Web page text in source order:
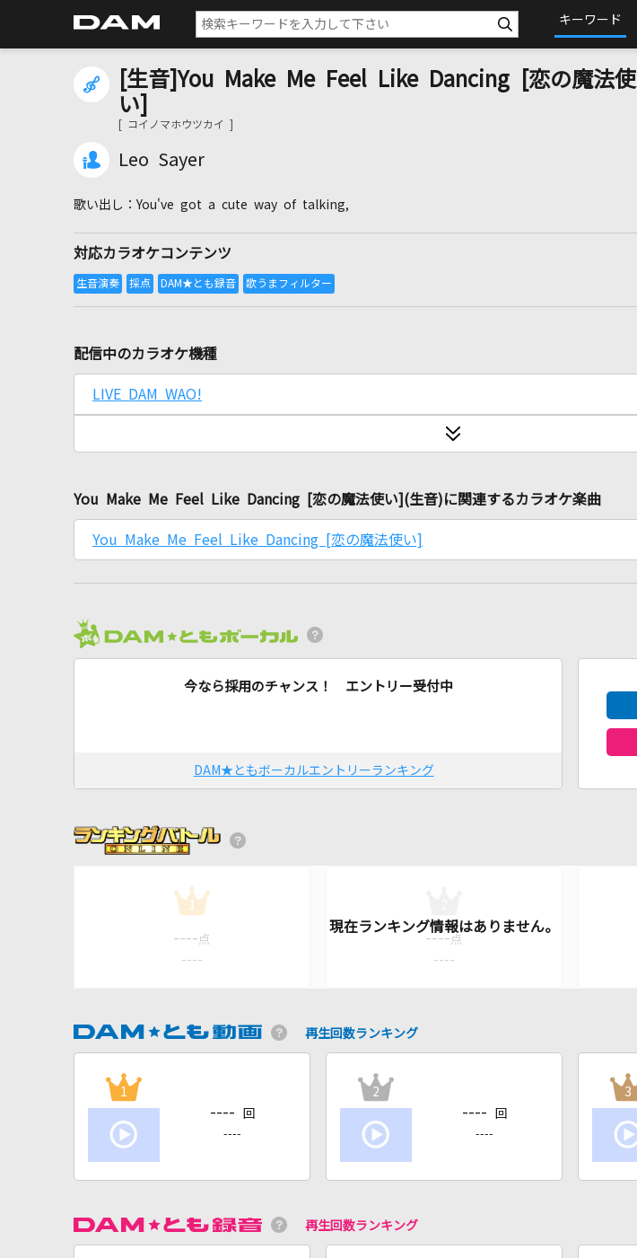
キーワード
[生音]You Make Me Feel Like Dancing [恋の魔法使
い]
[ コイノマホウツカイ ]
Leo Sayer
You've got a cute way of talking,
対応カラオケコンテンツ
配信中のカラオケ機種
LIVE DAM WAO!
You Make Me Feel Like Dancing [恋の魔法使い](生音)に関連するカラオケ楽曲
You Make Me Feel Like Dancing [恋の魔法使い]
今なら採用のチャンス！ エントリー受付中
DAM★ともボーカルエントリーランキング
1
---- 点
----
---- 点
----
再生回数ランキング
1
---- 回
----
2
---- 回
----
3
再生回数ランキング